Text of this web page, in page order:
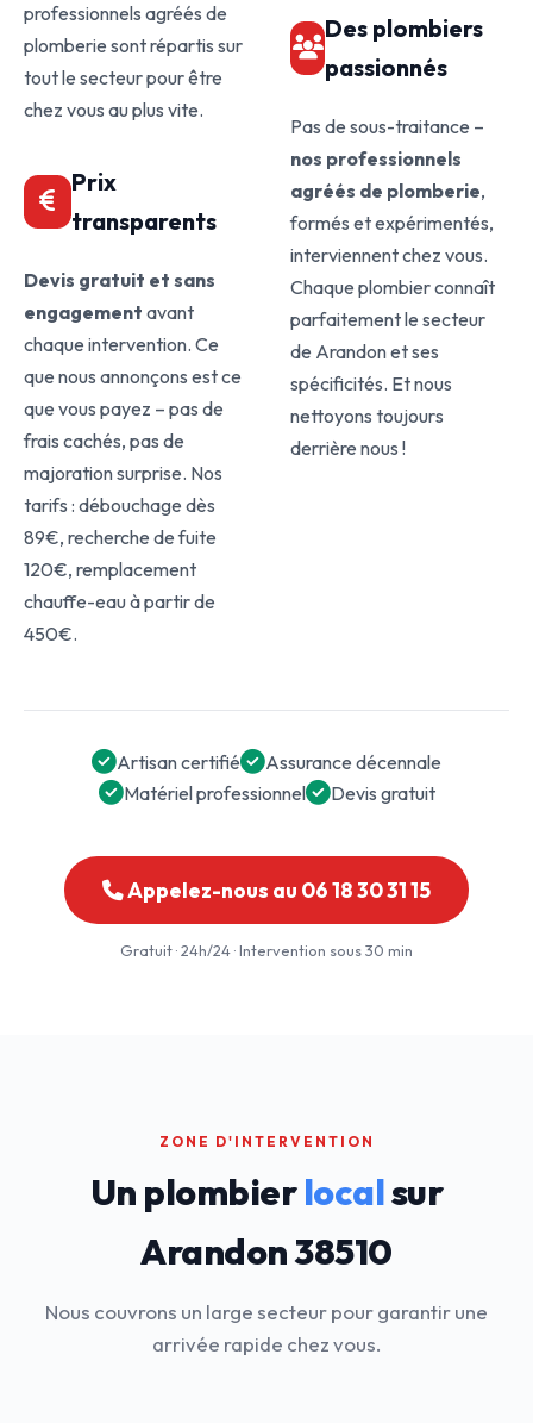
professionnels agréés de
plomberie sont répartis sur
tout le secteur pour être
chez vous au plus vite.
Prix
transparents
Devis gratuit et sans
engagement avant
chaque intervention. Ce
que nous annonçons est ce
que vous payez – pas de
frais cachés, pas de
majoration surprise. Nos
tarifs : débouchage dès
89€, recherche de fuite
120€, remplacement
chauffe-eau à partir de
450€.
Des plombiers
passionnés
Pas de sous-traitance –
nos professionnels
agréés de plomberie,
formés et expérimentés,
interviennent chez vous.
Chaque plombier connaît
parfaitement le secteur
de Arandon et ses
spécificités. Et nous
nettoyons toujours
derrière nous !
Artisan certifié
Assurance décennale
Matériel professionnel
Devis gratuit
Appelez-nous au 06 18 30 31 15
Gratuit · 24h/24 · Intervention sous 30 min
ZONE D'INTERVENTION
Un plombierlocalsur
Arandon 38510
Nous couvrons un large secteur pour garantir une
arrivée rapide chez vous.